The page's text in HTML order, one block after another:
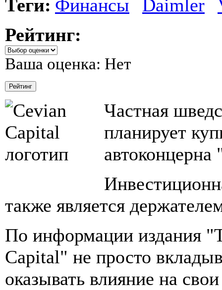
Теги: Финансы Daimler
Рейтинг:
Ваша оценка: Нет
Частная
планирует
также является
По информации издания
Capital" не просто
оказывать влияние на